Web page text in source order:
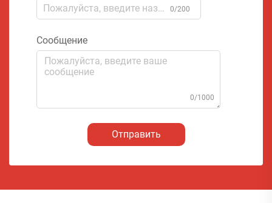
0/200
Сообщение
0/1000
Отправить